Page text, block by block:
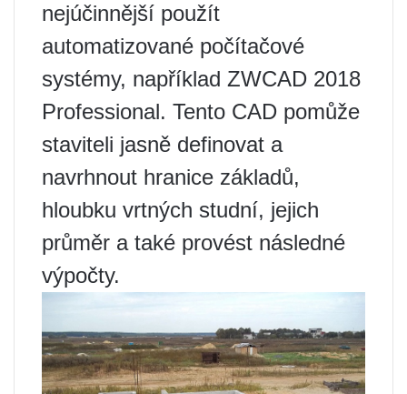
nejúčinnější použít
automatizované počítačové
systémy, například ZWCAD 2018
Professional. Tento CAD pomůže
staviteli jasně definovat a
navrhnout hranice základů,
hloubku vrtných studní, jejich
průměr a také provést následné
výpočty.